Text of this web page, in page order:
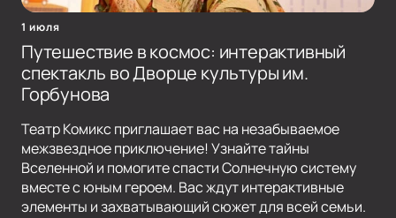
1 июля
Путешествие в космос: интерактивный
спектакль во Дворце культуры им.
Горбунова
Театр Комикс приглашает вас на незабываемое
межзвездное приключение! Узнайте тайны
Вселенной и помогите спасти Солнечную систему
вместе с юным героем. Вас ждут интерактивные
элементы и захватывающий сюжет для всей семьи.